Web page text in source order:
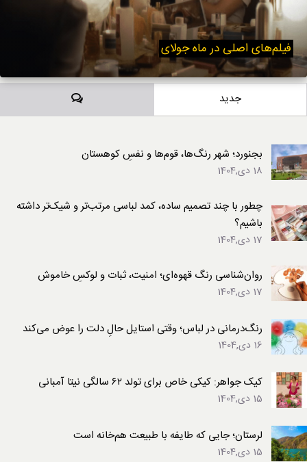
فیلم‌های اصلی در ماه جولای
جدید دیدگاه‌ها
بجنورد؛ شهر رنگ‌ها، قوم‌ها و نفسِ کوهستان
18 دی,1404
چطور با چند تصمیم ساده، کمد لباسی مرتب‌تر و شیک‌تر داشته
باشیم؟
17 دی,1404
روان‌شناسی رنگ قهوه‌ای؛ امنیت، ثبات و لوکسِ خاموش
17 دی,1404
رنگ‌درمانی در لباس؛ وقتی استایل حالِ دلت را عوض می‌کند
16 دی,1404
کیک جواهر: کیکی خاص برای تولد ۶۲ سالگی نیتا آمبانی
15 دی,1404
لرستان؛ جایی که طایفه با طبیعت هم‌خانه است
15 دی,1404